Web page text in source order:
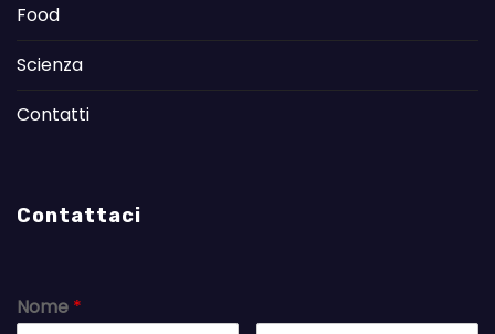
Food
Scienza
Contatti
Contattaci
Nome *